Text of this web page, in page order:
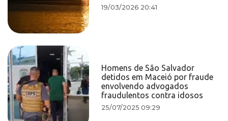
19/03/2026 20:41
Homens de São Salvador
detidos em Maceió por fraude
envolvendo advogados
fraudulentos contra idosos
25/07/2025 09:29